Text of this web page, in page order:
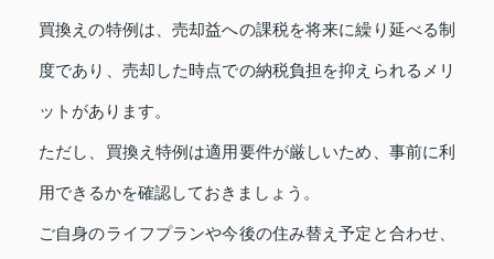
買換えの特例は、売却益への課税を将来に繰り延べる制
度であり、売却した時点での納税負担を抑えられるメリ
ットがあります。
ただし、買換え特例は適用要件が厳しいため、事前に利
用できるかを確認しておきましょう。
ご自身のライフプランや今後の住み替え予定と合わせ、